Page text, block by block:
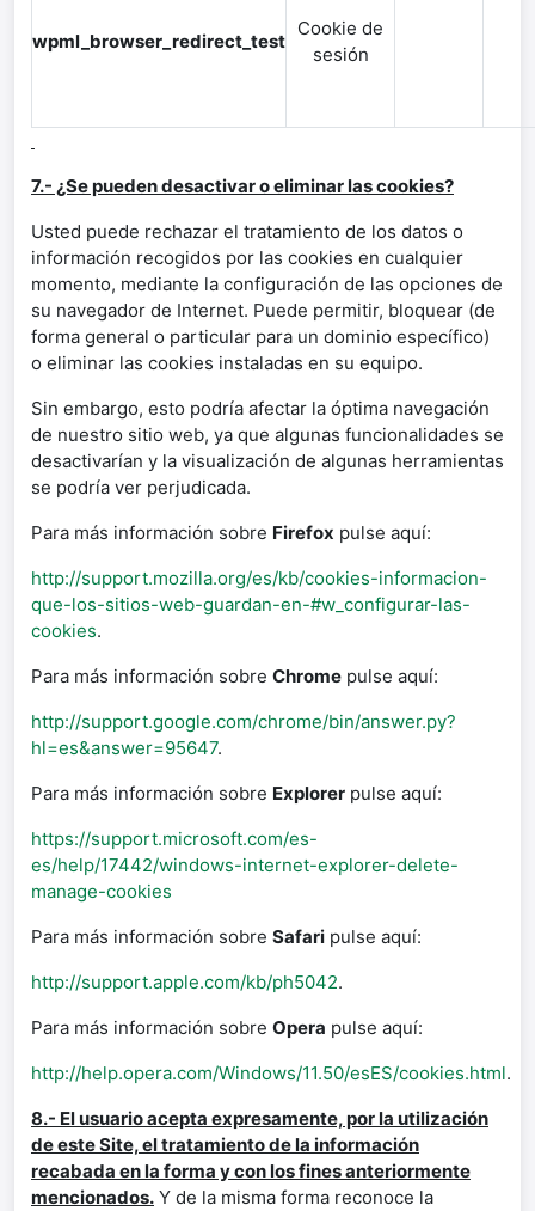
wpml_browser_redirect_test
Cookie de
sesión
7.- ¿Se pueden desactivar o eliminar las cookies?
Usted puede rechazar el tratamiento de los datos o
información recogidos por las cookies en cualquier
momento, mediante la configuración de las opciones de
su navegador de Internet. Puede permitir, bloquear (de
forma general o particular para un dominio específico)
o eliminar las cookies instaladas en su equipo.
Sin embargo, esto podría afectar la óptima navegación
de nuestro sitio web, ya que algunas funcionalidades se
desactivarían y la visualización de algunas herramientas
se podría ver perjudicada.
Para más información sobre Firefox pulse aquí:
http://support.mozilla.org/es/kb/cookies-informacion-
que-los-sitios-web-guardan-en-#w_configurar-las-
cookies.
Para más información sobre Chrome pulse aquí:
http://support.google.com/chrome/bin/answer.py?
hl=es&answer=95647.
Para más información sobre Explorer pulse aquí:
https://support.microsoft.com/es-
es/help/17442/windows-internet-explorer-delete-
manage-cookies
Para más información sobre Safari pulse aquí:
http://support.apple.com/kb/ph5042.
Para más información sobre Opera pulse aquí:
http://help.opera.com/Windows/11.50/esES/cookies.html.
8.- El usuario acepta expresamente, por la utilización
de este Site, el tratamiento de la información
recabada en la forma y con los fines anteriormente
mencionados. Y de la misma forma reconoce la